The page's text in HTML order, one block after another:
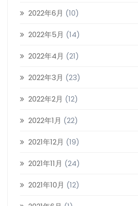
2022年6月 (10)
2022年5月 (14)
2022年4月 (21)
2022年3月 (23)
2022年2月 (12)
2022年1月 (22)
2021年12月 (19)
2021年11月 (24)
2021年10月 (12)